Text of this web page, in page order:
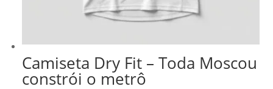
Camiseta Dry Fit – Toda Moscou
constrói o metrô